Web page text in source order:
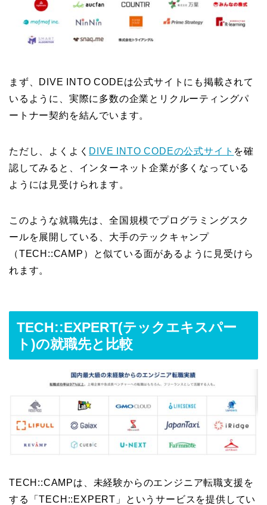
まず、DIVE INTO CODEは公式サイトにも掲載されて
いるように、実際に多数の企業とリクルーティングパ
ートナー契約を結んでいます。
ただし、よくよく DIVE INTO CODEの公式サイト を確
認してみると、インターネット企業が多くなっている
ようには見受けられます。
このような就職先は、全国規模でプログラミングスク
ールを展開している、大手のテックキャンプ
（TECH::CAMP）と似ている面があるように見受けら
れます。
TECH::EXPERT(テックエキスパー
ト)の就職先と比較
TECH::CAMPは、未経験からのエンジニア転職支援を
する「TECH::EXPERT」というサービスを提供してい